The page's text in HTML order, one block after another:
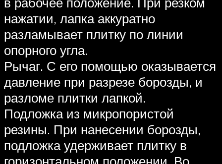
нажатии, лапка аккуратно
разламывает плитку по линии
опорного угла.
Рычаг. С его помощью оказывается
давление при разрезе борозды, и
разломе плитки лапкой.
Подложка из микропористой
резины. При нанесении борозды,
подложка удерживает плитку в
горизонтальном положении. Во